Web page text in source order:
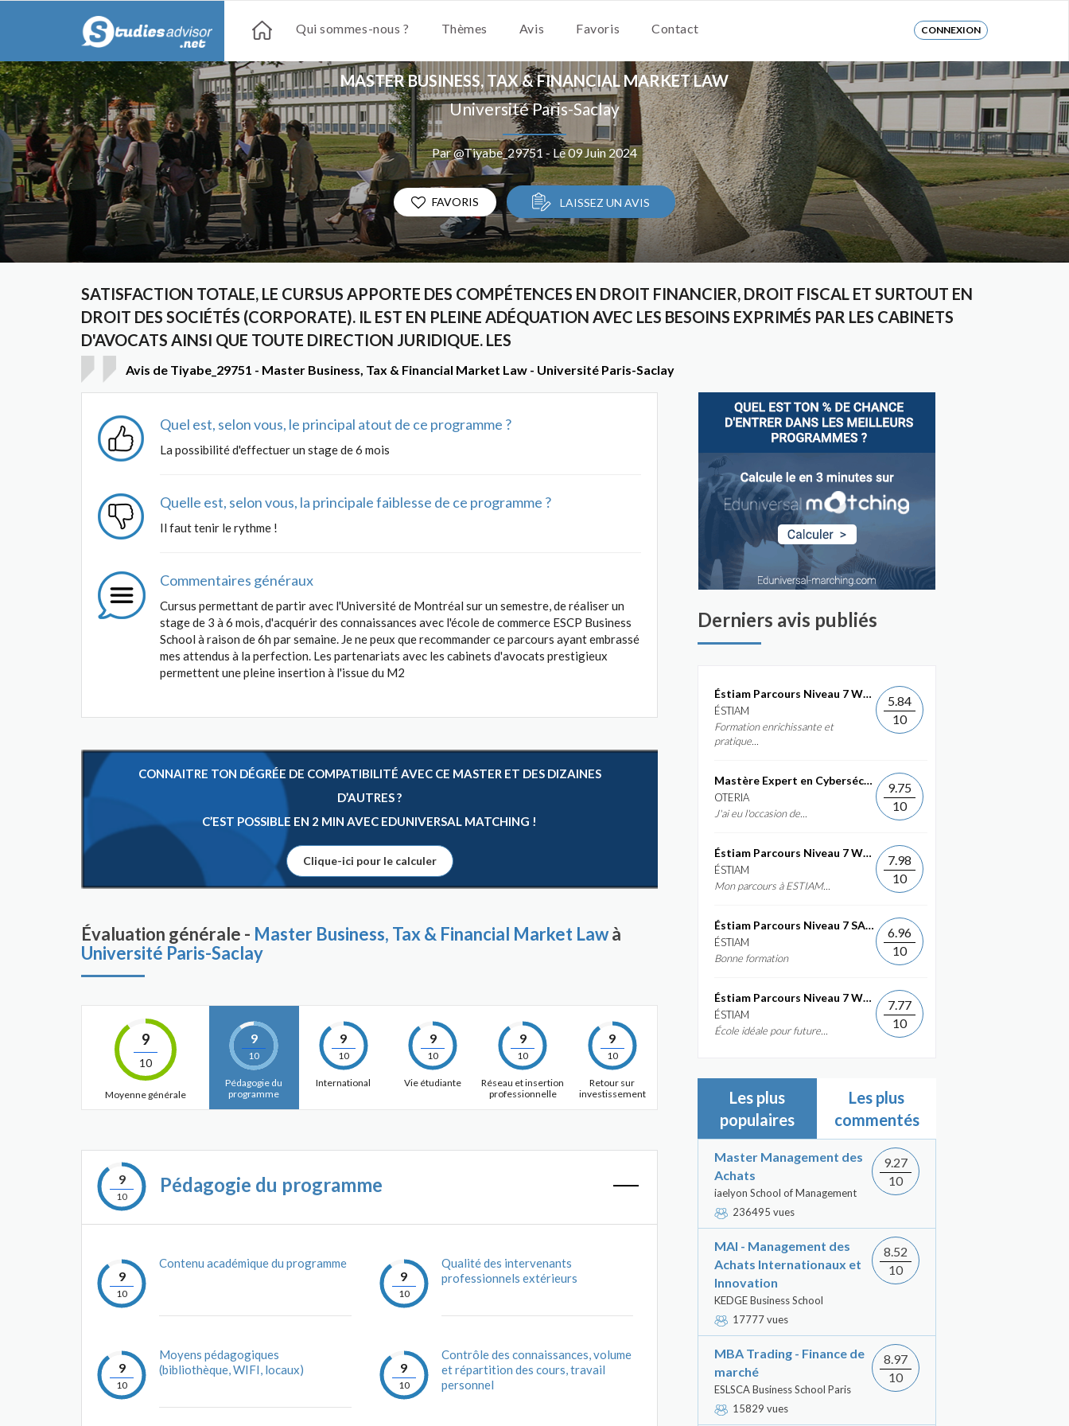
Qui sommes-nous ? Thèmes Avis Favoris Contact CONNEXION
MASTER BUSINESS, TAX & FINANCIAL MARKET LAW
Université Paris-Saclay
Par @Tiyabe_29751 - Le 09 Juin 2024
FAVORIS LAISSEZ UN AVIS
SATISFACTION TOTALE, LE CURSUS APPORTE DES COMPÉTENCES EN DROIT FINANCIER, DROIT FISCAL ET SURTOUT EN
DROIT DES SOCIÉTÉS (CORPORATE). IL EST EN PLEINE ADÉQUATION AVEC LES BESOINS EXPRIMÉS PAR LES CABINETS
D'AVOCATS AINSI QUE TOUTE DIRECTION JURIDIQUE. LES
Avis de Tiyabe_29751 - Master Business, Tax & Financial Market Law - Université Paris-Saclay
Quel est, selon vous, le principal atout de ce programme ?
La possibilité d'effectuer un stage de 6 mois
Quelle est, selon vous, la principale faiblesse de ce programme ?
Il faut tenir le rythme !
Commentaires généraux
Cursus permettant de partir avec l'Université de Montréal sur un semestre, de réaliser un
stage de 3 à 6 mois, d'acquérir des connaissances avec l'école de commerce ESCP Business
School à raison de 6h par semaine. Je ne peux que recommander ce parcours ayant embrassé
mes attendus à la perfection. Les partenariats avec les cabinets d'avocats prestigieux
permettent une pleine insertion à l'issue du M2
CONNAITRE TON DÉGRÉE DE COMPATIBILITÉ AVEC CE MASTER ET DES DIZAINES
D’AUTRES ?
C’EST POSSIBLE EN 2 MIN AVEC EDUNIVERSAL MATCHING !
Clique-ici pour le calculer
Évaluation générale - Master Business, Tax & Financial Market Lawà
Université Paris-Saclay
9
10
Moyenne générale
9
10
Pédagogie du
programme
9
10
International
9
10
Vie étudiante
9
10
Réseau et insertion
professionnelle
9
10
Retour sur
investissement
9
10
Pédagogie du programme
9
10
Contenu académique du programme
9
10
Moyens pédagogiques
(bibliothèque, WIFI, locaux)
9
10
Qualité des intervenants
professionnels extérieurs
9
10
Contrôle des connaissances, volume
et répartition des cours, travail
personnel
Derniers avis publiés
Éstiam Parcours Niveau 7 Web &...
ÉSTIAM
Formation enrichissante et
pratique...
5.84
10
Mastère Expert en Cybersécurité
OTERIA
J'ai eu l'occasion de...
9.75
10
Éstiam Parcours Niveau 7 Web &...
ÉSTIAM
Mon parcours à ESTIAM...
7.98
10
Éstiam Parcours Niveau 7 SAP ERP...
ÉSTIAM
Bonne formation
6.96
10
Éstiam Parcours Niveau 7 Web &...
ÉSTIAM
École idéale pour future...
7.77
10
Les plus
populaires
Les plus
commentés
Master Management des
Achats
iaelyon School of Management
236495 vues
9.27
10
MAI - Management des
Achats Internationaux et
Innovation
KEDGE Business School
17777 vues
8.52
10
MBA Trading - Finance de
marché
ESLSCA Business School Paris
15829 vues
8.97
10